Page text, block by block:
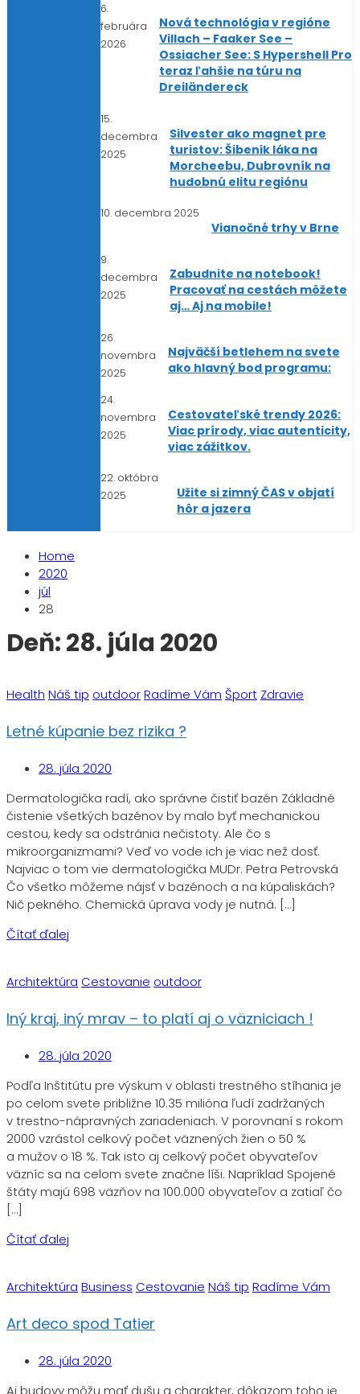
6.
februára
2026
Nová technológia v regióne
Villach – Faaker See –
Ossiacher See: S Hypershell Pro
teraz ľahšie na túru na
Dreiländereck
15.
decembra
2025
Silvester ako magnet pre
turistov: Šibenik láka na
Morcheebu, Dubrovník na
hudobnú elitu regiónu
10. decembra 2025
Vianočné trhy v Brne
9.
decembra
2025
Zabudnite na notebook!
Pracovať na cestách môžete
aj… Aj na mobile!
26.
novembra
2025
Najväčší betlehem na svete
ako hlavný bod programu:
24.
novembra
2025
Cestovateľské trendy 2026:
Viac prírody, viac autenticity,
viac zážitkov.
22. októbra
2025
Užite si zimný ČAS v objatí
hôr a jazera
Home
2020
júl
28
Deň:28. júla 2020
Health Náš tip outdoorRadíme Vám Šport Zdravie
Letné kúpanie bez rizika ?
28. júla 2020
Dermatologička radí, ako správne čistiť bazén Základné
čistenie všetkých bazénov by malo byť mechanickou
cestou, kedy sa odstránia nečistoty. Ale čo s
mikroorganizmami? Veď vo vode ich je viac než dosť.
Najviac o tom vie dermatologička MUDr. Petra Petrovská
Čo všetko môžeme nájsť v bazénoch a na kúpaliskách?
Nič pekného. Chemická úprava vody je nutná. […]
Čítať ďalej
Architektúra Cestovanie outdoor
Iný kraj, iný mrav – to platí aj o väzniciach !
28. júla 2020
Podľa Inštitútu pre výskum v oblasti trestného stíhania je
po celom svete približne 10.35 milióna ľudí zadržaných
v trestno-nápravných zariadeniach. V porovnaní s rokom
2000 vzrástol celkový počet väznených žien o 50 %
a mužov o 18 %. Tak isto aj celkový počet obyvateľov
väzníc sa na celom svete značne líši. Napríklad Spojené
štáty majú 698 väzňov na 100.000 obyvateľov a zatiaľ čo
[…]
Čítať ďalej
Architektúra Business Cestovanie Náš tip Radíme Vám
Art deco spod Tatier
28. júla 2020
Aj budovy môžu mať dušu a charakter, dôkazom toho je